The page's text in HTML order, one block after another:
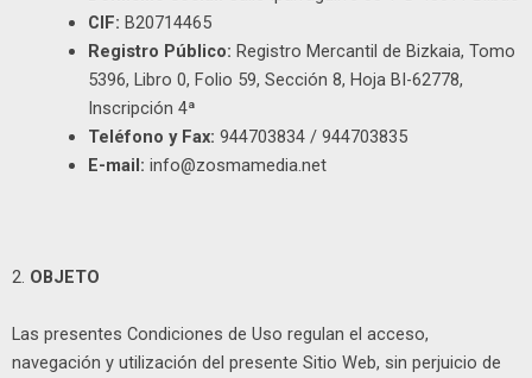
CIF: B20714465
Registro Público: Registro Mercantil de Bizkaia, Tomo
5396, Libro 0, Folio 59, Sección 8, Hoja BI-62778,
Inscripción 4ª
Teléfono y Fax: 944703834 / 944703835
E-mail: info@zosmamedia.net
2. OBJETO
Las presentes Condiciones de Uso regulan el acceso,
navegación y utilización del presente Sitio Web, sin perjuicio de